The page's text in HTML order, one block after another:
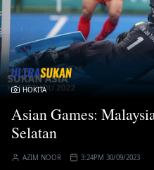
HOKITA
Asian Games:
Selatan
AZIM NOOR 3:24PM 30/09/2023